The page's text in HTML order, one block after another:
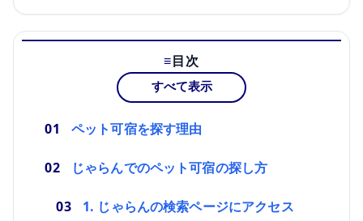
目次
すべて表示
ペット可宿を探す理由
じゃらんでのペット可宿の探し方
1. じゃらんの検索ページにアクセス